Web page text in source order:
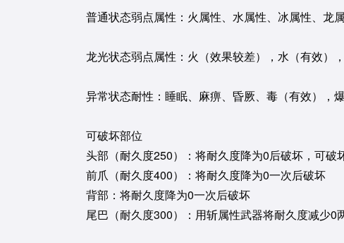
普通状态弱点属性：火属性、水属性、冰属性、龙
龙光状态弱点属性：火（效果较差），水（有效）
异常状态耐性：睡眠、麻痹、昏厥、毒（有效），
可破坏部位
头部（耐久度250）：将耐久度降为0后破坏，可破
前爪（耐久度400）：将耐久度降为0一次后破坏
背部：将耐久度降为0一次后破坏
尾巴（耐久度300）：用斩属性武器将耐久度减少0